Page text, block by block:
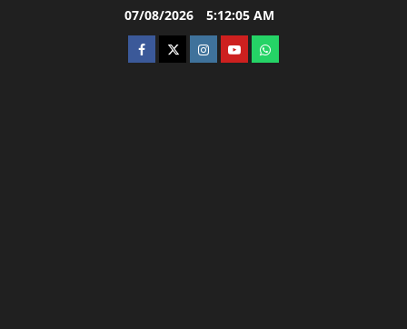
07/08/2026 5:12:06 AM
facebooktwitterinstagram.com
youtubewhatsapp